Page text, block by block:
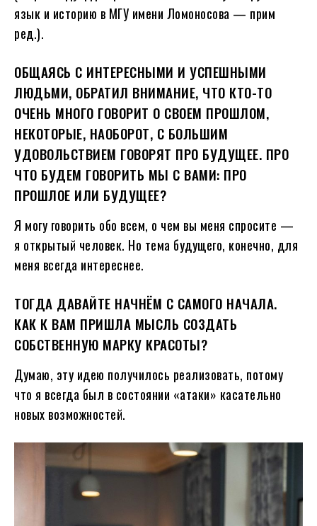
язык и историю в МГУ имени Ломоносова — прим
ред.).
ОБЩАЯСЬ С ИНТЕРЕСНЫМИ И УСПЕШНЫМИ
ЛЮДЬМИ, ОБРАТИЛ ВНИМАНИЕ, ЧТО КТО-ТО
ОЧЕНЬ МНОГО ГОВОРИТ О СВОЕМ ПРОШЛОМ,
НЕКОТОРЫЕ, НАОБОРОТ, С БОЛЬШИМ
УДОВОЛЬСТВИЕМ ГОВОРЯТ ПРО БУДУЩЕЕ. ПРО
ЧТО БУДЕМ ГОВОРИТЬ МЫ С ВАМИ: ПРО
ПРОШЛОЕ ИЛИ БУДУЩЕЕ?
Я могу говорить обо всем, о чем вы меня спросите —
я открытый человек. Но тема будущего, конечно, для
меня всегда интереснее.
ТОГДА ДАВАЙТЕ НАЧНЁМ С САМОГО НАЧАЛА.
КАК К ВАМ ПРИШЛА МЫСЛЬ СОЗДАТЬ
СОБСТВЕННУЮ МАРКУ КРАСОТЫ?
Думаю, эту идею получилось реализовать, потому
что я всегда был в состоянии «атаки» касательно
новых возможностей.